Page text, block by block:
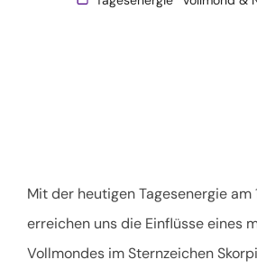
Mit der heutigen Tagesenergie am
erreichen uns die Einflüsse eines
Vollmondes im Sternzeichen